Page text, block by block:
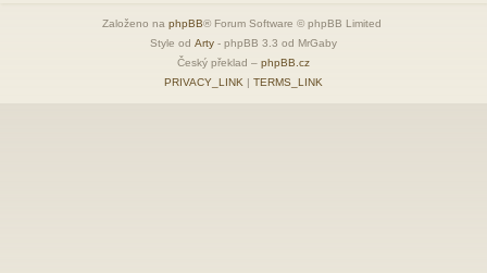
Založeno na phpBB® Forum Software © phpBB Limited
Style od Arty - phpBB 3.3 od MrGaby
Český překlad – phpBB.cz
PRIVACY_LINK | TERMS_LINK